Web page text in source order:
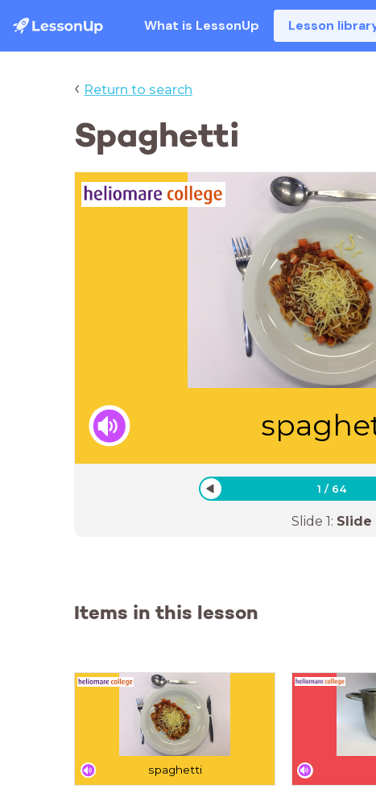
What is LessonUp Lesson
‹ Return to search
Spaghetti
1 / 64
Slide 1: Slide
Items in this lesson
spaghetti